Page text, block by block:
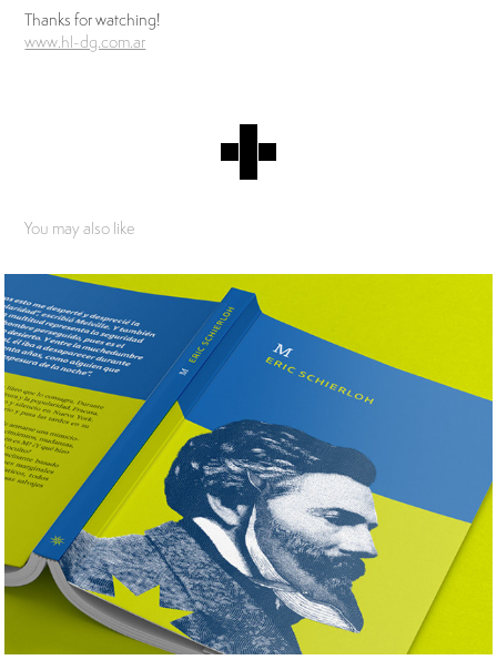
Thanks for watching!
www.hl-dg.com.ar
You may also like
Eterna Cadencia